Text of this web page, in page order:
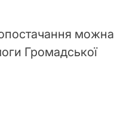
можна
Громадської